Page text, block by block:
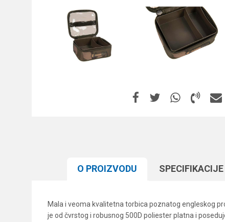
O PROIZVODU SPECIFIKACIJЕ
Mala i veoma kvalitetna torbica poznatog engleskog
je od čvrstog i robusnog 500D poliester platna i